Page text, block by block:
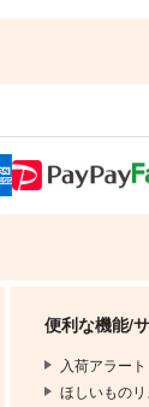
便利な機能/
入荷アラート
ほしいものリ